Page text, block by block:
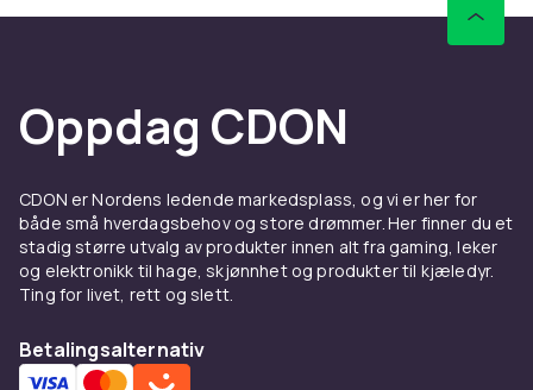
Oppdag CDON
CDON er Nordens ledende markedsplass, og vi er her for
både små hverdagsbehov og store drømmer. Her finner du et
stadig større utvalg av produkter innen alt fra gaming, leker
og elektronikk til hage, skjønnhet og produkter til kjæledyr.
Ting for livet, rett og slett.
Betalingsalternativ